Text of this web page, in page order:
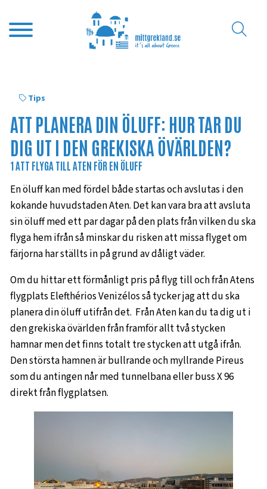
Tips
ATT PLANERA DIN ÖLUFF: HUR TAR DU
DIG UT I DEN GREKISKA ÖVÄRLDEN?
1 ATT FLYGA TILL ATEN FÖR EN ÖLUFF
En öluff kan med fördel både startas och avslutas i den
kokande huvudstaden Aten. Det kan vara bra att avsluta
sin öluff med ett par dagar på den plats från vilken du ska
flyga hem ifrån så minskar du risken att missa flyget om
färjorna har ställts in på grund av dåligt väder.
Om du hittar ett förmånligt pris på flyg till och från Atens
flygplats Elefthérios Venizélos så tycker jag att du ska
planera din öluff utifrån det. Från Aten kan du ta dig ut i
den grekiska övärlden från framför allt två stycken
hamnar men det finns totalt tre stycken att utgå ifrån.
Den största hamnen är bullrande och myllrande Pireus
som du antingen når med tunnelbana eller buss X 96
direkt från flygplatsen.